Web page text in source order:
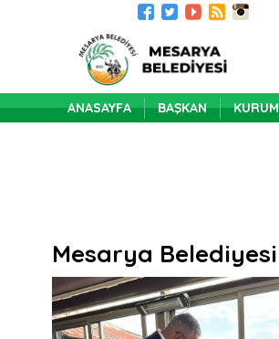
ANASAYFA BAŞKAN
Mesarya